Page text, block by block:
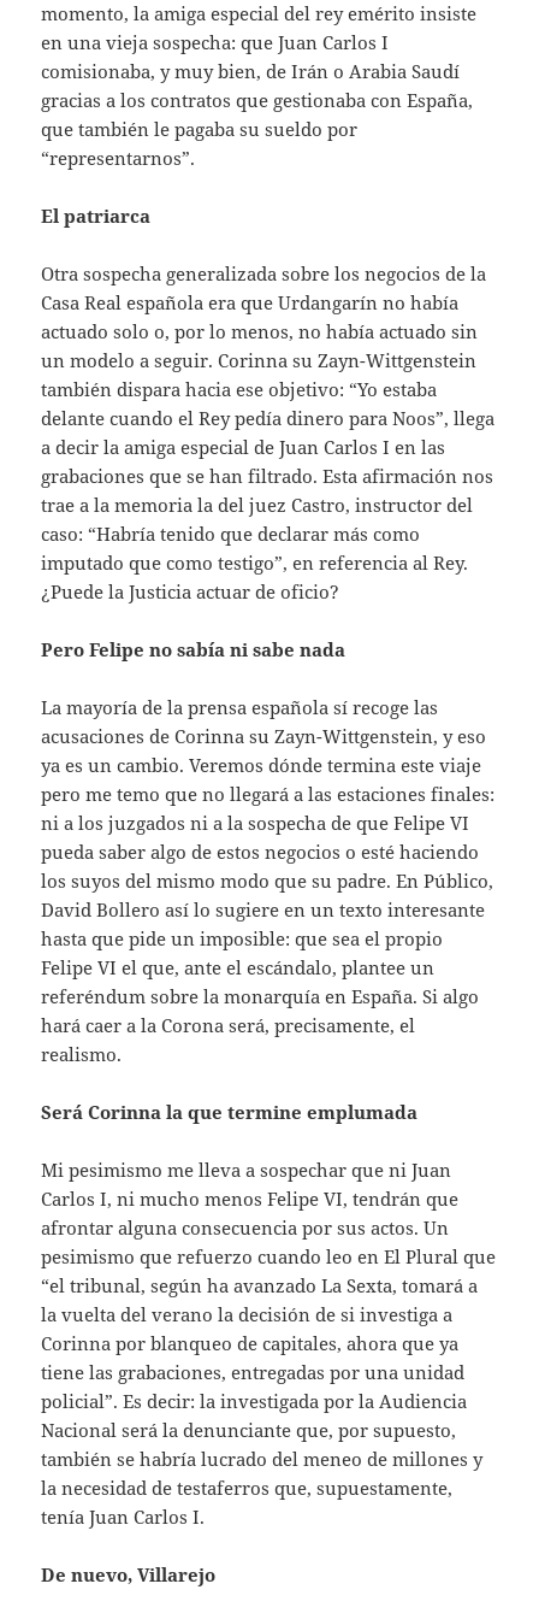
momento, la amiga especial del rey emérito insiste
en una vieja sospecha: que Juan Carlos I
comisionaba, y muy bien, de Irán o Arabia Saudí
gracias a los contratos que gestionaba con España,
que también le pagaba su sueldo por
“representarnos”.
El patriarca
Otra sospecha generalizada sobre los negocios de la
Casa Real española era que Urdangarín no había
actuado solo o, por lo menos, no había actuado sin
un modelo a seguir. Corinna su Zayn-Wittgenstein
también dispara hacia ese objetivo: “Yo estaba
delante cuando el Rey pedía dinero para Noos”, llega
a decir la amiga especial de Juan Carlos I en las
grabaciones que se han filtrado. Esta afirmación nos
trae a la memoria la del juez Castro, instructor del
caso: “Habría tenido que declarar más como
imputado que como testigo”, en referencia al Rey.
¿Puede la Justicia actuar de oficio?
Pero Felipe no sabía ni sabe nada
La mayoría de la prensa española sí recoge las
acusaciones de Corinna su Zayn-Wittgenstein, y eso
ya es un cambio. Veremos dónde termina este viaje
pero me temo que no llegará a las estaciones finales:
ni a los juzgados ni a la sospecha de que Felipe VI
pueda saber algo de estos negocios o esté haciendo
los suyos del mismo modo que su padre. En Público,
David Bollero así lo sugiere en un texto interesante
hasta que pide un imposible: que sea el propio
Felipe VI el que, ante el escándalo, plantee un
referéndum sobre la monarquía en España. Si algo
hará caer a la Corona será, precisamente, el
realismo.
Será Corinna la que termine emplumada
Mi pesimismo me lleva a sospechar que ni Juan
Carlos I, ni mucho menos Felipe VI, tendrán que
afrontar alguna consecuencia por sus actos. Un
pesimismo que refuerzo cuando leo en El Plural que
“el tribunal, según ha avanzado La Sexta, tomará a
la vuelta del verano la decisión de si investiga a
Corinna por blanqueo de capitales, ahora que ya
tiene las grabaciones, entregadas por una unidad
policial”. Es decir: la investigada por la Audiencia
Nacional será la denunciante que, por supuesto,
también se habría lucrado del meneo de millones y
la necesidad de testaferros que, supuestamente,
tenía Juan Carlos I.
De nuevo, Villarejo